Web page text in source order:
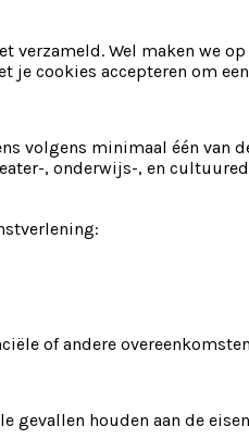
Wel maken we
je cookies accepteren om
volgens minimaal één van
, onderwijs-, en
of andere
houden aan de